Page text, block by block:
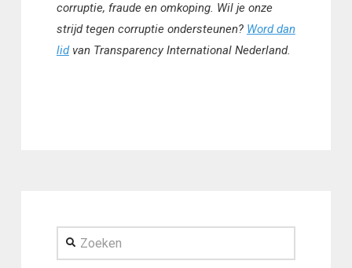
corruptie, fraude en omkoping. Wil je onze
strijd tegen corruptie ondersteunen? Word dan
lidvan Transparency International Nederland.
Zoeken